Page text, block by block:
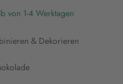
von 1-4 Werktagen
& Dekorieren